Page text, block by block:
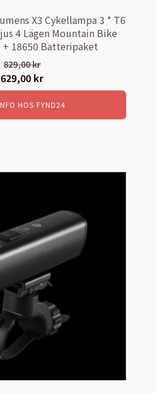
X3 Cykellampa 3 * T6
4 Lägen Mountain Bike
+ 18650 Batteripaket
829,00kr
Det
ursprungliga
priset
var:
629,00 kr
nuvarande
priset
är:
HOS FYND24